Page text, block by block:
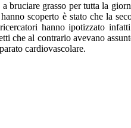
bruciare grasso per tutta la
scoperto è stato che la
hanno ipotizzato
che al contrario avevano
cardiovascolare.